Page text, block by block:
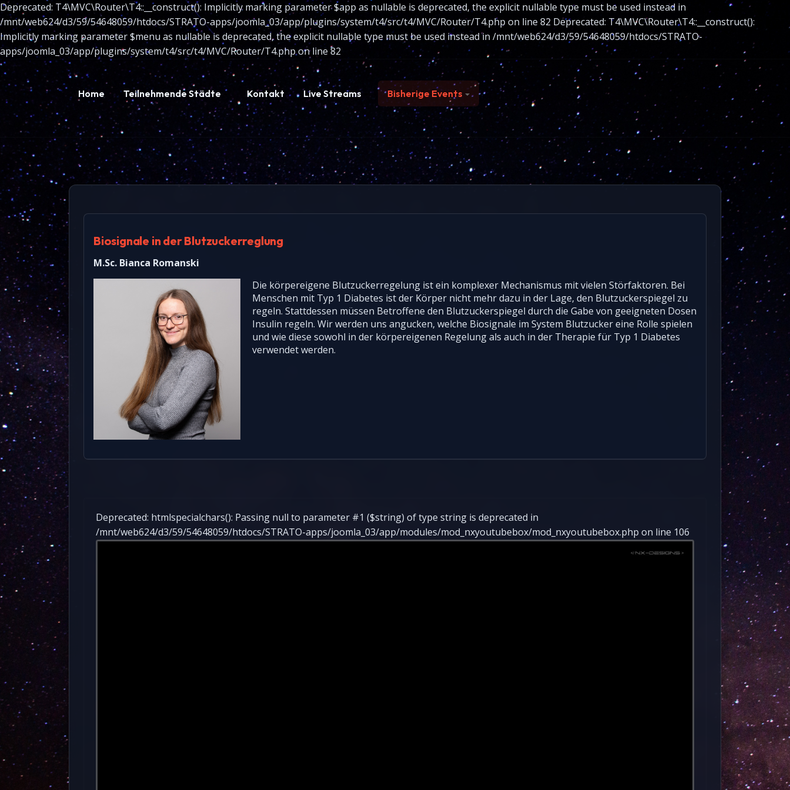
Deprecated: T4\MVC\Router\T4::__construct(): Implicitly marking parameter $app as nullable is deprecated, the explicit nullable type must be used instead in
/mnt/web624/d3/59/54648059/htdocs/STRATO-apps/joomla_03/app/plugins/system/t4/src/t4/MVC/Router/T4.php on line 82 Deprecated: T4\MVC\Router\T4::__construct():
Implicitly marking parameter $menu as nullable is deprecated, the explicit nullable type must be used instead in /mnt/web624/d3/59/54648059/htdocs/STRATO-
apps/joomla_03/app/plugins/system/t4/src/t4/MVC/Router/T4.php on line 82
Home Teilnehmende Städte Kontakt Live Streams Bisherige Events
Biosignale in der Blutzuckerreglung
M.Sc. Bianca Romanski
Die körpereigene Blutzuckerregelung ist ein komplexer Mechanismus mit vielen Störfaktoren. Bei
Menschen mit Typ 1 Diabetes ist der Körper nicht mehr dazu in der Lage, den Blutzuckerspiegel zu
regeln. Stattdessen müssen Betroffene den Blutzuckerspiegel durch die Gabe von geeigneten Dosen
Insulin regeln. Wir werden uns angucken, welche Biosignale im System Blutzucker eine Rolle spielen
und wie diese sowohl in der körpereigenen Regelung als auch in der Therapie für Typ 1 Diabetes
verwendet werden.
Deprecated: htmlspecialchars(): Passing null to parameter #1 ($string) of type string is deprecated in
/mnt/web624/d3/59/54648059/htdocs/STRATO-apps/joomla_03/app/modules/mod_nxyoutubebox/mod_nxyoutubebox.php on line 106